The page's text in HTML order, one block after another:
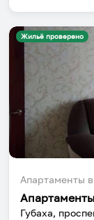
Жильё проверено
Апартаменты
Губаха,